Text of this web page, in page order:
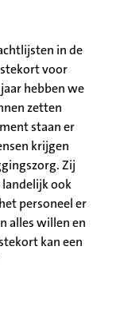
in de
voor
hebben we
zetten
staan er
krijgen
Zij
landelijk ook
personeel er
alles willen en
kan een